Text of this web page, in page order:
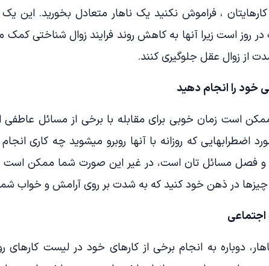
، فراموش نکنید یک ناهار متعادل بخورید.
در روز است زیرا آنها به کاهش روند فرایند زوال شناختی
از زوال عقل جلوگیری کنند.
خود را انجام دهید
است زمان خوبی برای مقابله با برخی از مسائل
اضطرابهایی که روزانه با آنها روبرو میشوید چه کاری
و فصل مسائل تان است، در غیر این صورت شما ممکن
چیزها در ذهن خود کنید که به شدت بر روی آرامش و خواب
اجتماعی
دوباره به انجام برخی از کارهای خود در لیست کارهای